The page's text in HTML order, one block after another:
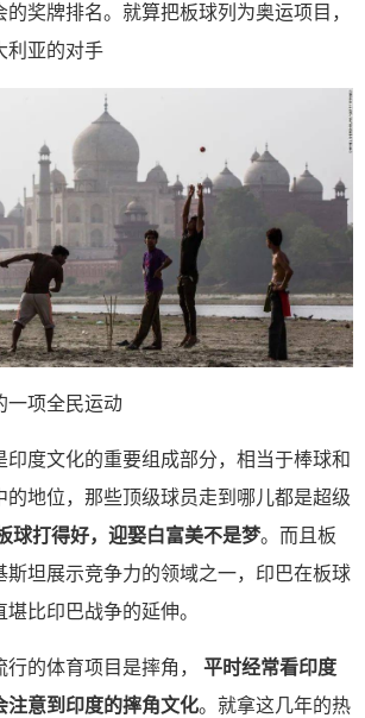
的奖牌排名。就算把板球列为奥运项目，
利亚的对手
一项全民运动
印度文化的重要组成部分，相当于棒球和
的地位，那些顶级球员走到哪儿都是超级
球打得好，迎娶白富美不是梦。而且板
斯坦展示竞争力的领域之一，印巴在板球
比印巴战争的延伸。
行的体育项目是摔角， 平时经常看印度
注意到印度的摔角文化。就拿这几年的热